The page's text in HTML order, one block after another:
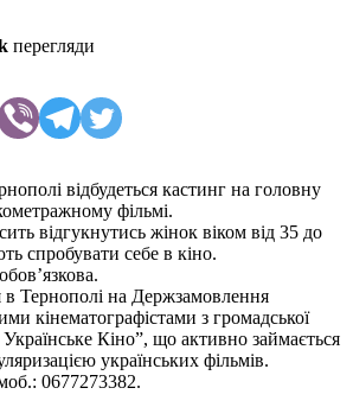
перегляди
відбудеться кастинг на головну
фільмі.
відгукнутись жінок віком від 35 до
спробувати себе в кіно.
в Тернополі на Держзамовлення
кінематографістами з громадської
Українське Кіно”, що активно займається
українських фільмів.
0677273382.